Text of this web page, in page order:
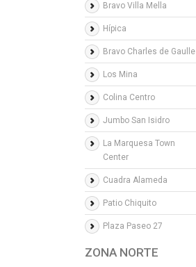
Bravo Villa Mella
Hípica
Bravo Charles de Gaulle
Los Mina
Colina Centro
Jumbo San Isidro
La Marquesa Town
Center
Cuadra Alameda
Patio Chiquito
Plaza Paseo 27
ZONA NORTE